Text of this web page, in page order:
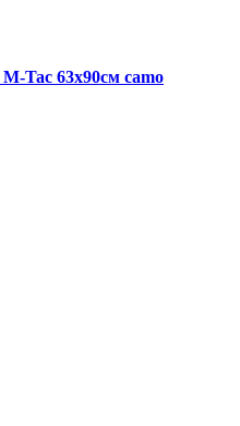
Tac 63x90см camo